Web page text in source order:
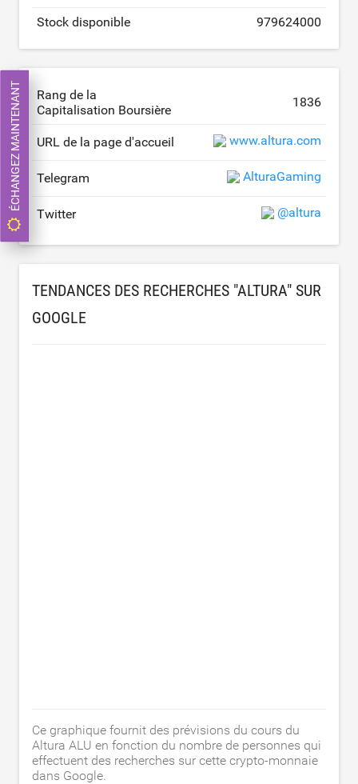
Stock disponible
979624000
Rang de la
Capitalisation Boursière
1836
URL de la page d'accueil www.altura.com
Telegram AlturaGaming
Twitter @altura
TENDANCES DES RECHERCHES "ALTURA" SUR
GOOGLE
Ce graphique fournit des prévisions du cours du
Altura ALU en fonction du nombre de personnes qui
effectuent des recherches sur cette crypto-monnaie
dans Google.
ÉCHANGEZ MAINTENANT